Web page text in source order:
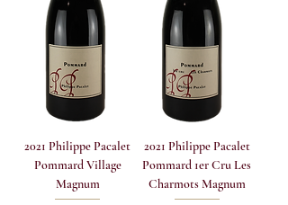
2021 Philippe Pacalet
Pommard Village
Magnum
2021 Philippe Pacalet
Pommard 1er Cru Les
Charmots Magnum